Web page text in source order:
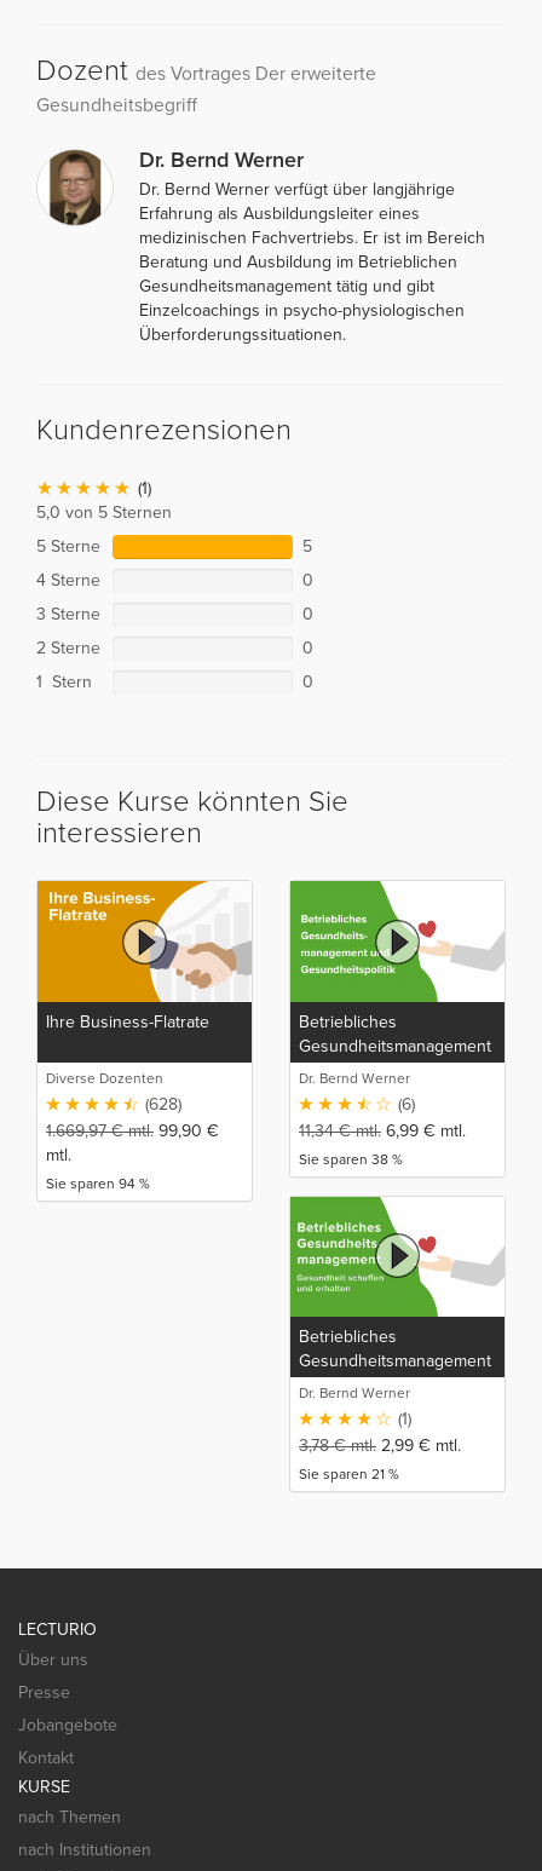
Dozent des Vortrages Der erweiterte
Gesundheitsbegriff
Dr. Bernd Werner
Dr. Bernd Werner verfügt über langjährige
Erfahrung als Ausbildungsleiter eines
medizinischen Fachvertriebs. Er ist im Bereich
Beratung und Ausbildung im Betrieblichen
Gesundheitsmanagement tätig und gibt
Einzelcoachings in psycho-physiologischen
Überforderungssituationen.
Kundenrezensionen
(1)
5,0 von 5 Sternen
5 Sterne
5
4 Sterne
0
3 Sterne
0
2 Sterne
0
1 Stern
0
Diese Kurse könnten Sie
interessieren
Ihre Business-Flatrate
Diverse Dozenten
(628)
1.669,97€mtl. 99,90 €
mtl.
Sie sparen 94 %
Betriebliches
Gesundheitsmanagement
und Gesundheitspolitik
Dr. Bernd Werner
(6)
11,34€mtl. 6,99 € mtl.
Sie sparen 38 %
Betriebliches
Gesundheitsmanagement
- Gesundheit schaffen
und erhalten
Dr. Bernd Werner
(1)
3,78€mtl. 2,99 € mtl.
Sie sparen 21 %
LECTURIO
Über uns
Presse
Jobangebote
Kontakt
KURSE
nach Themen
nach Institutionen